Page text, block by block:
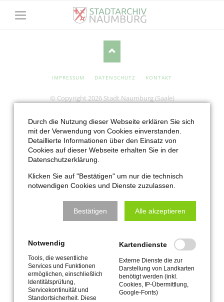
NAVIGATION
IMPRESSUM DATENSCHUTZ KONTAKT
© Copyright 2026 Stadt Naumburg (Saale)
Durch die Nutzung dieser Webseite erklären Sie sich
mit der Verwendung von Cookies einverstanden.
Detaillierte Informationen über den Einsatz von
Cookies auf dieser Webseite erhalten Sie in der
Datenschutzerklärung.
Klicken Sie auf "Bestätigen" um nur die technisch
notwendigen Cookies und Dienste zuzulassen.
Bestätigen Alle akzeptieren
Notwendig
Tools, die wesentliche
Services und Funktionen
ermöglichen, einschließlich
Identitätsprüfung,
Servicekontinuität und
Standortsicherheit. Diese
Kartendienste
Externe Dienste die zur
Darstellung von Landkarten
benötigt werden (inkl.
Cookies, IP-Übermittlung,
Google-Fonts)